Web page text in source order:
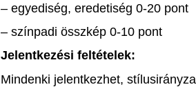
– egyediség, eredetiség 0-20 pont
– színpadi összkép 0-10 pont
Jelentkezési feltételek:​
Mindenki jelentkezhet,